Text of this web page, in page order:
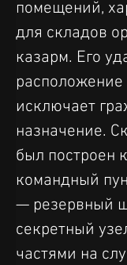
помещений,
для складов
казарм. Его
расположение
исключает
назначение.
был построен
командный
— резервный
секретный
частями на